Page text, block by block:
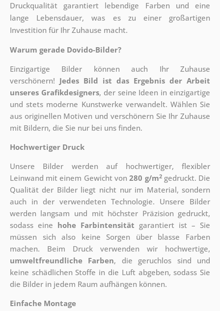
Druckqualität garantiert lebendige Farben und eine
lange Lebensdauer, was es zu einer großartigen
Investition für Ihr Zuhause macht.
Warum gerade Dovido-Bilder?
Einzigartige Bilder können auch Ihr Zuhause
verschönern! Jedes Bild ist das Ergebnis der Arbeit
unseres Grafikdesigners, der seine Ideen in einzigartige
und stets moderne Kunstwerke verwandelt. Wählen Sie
aus originellen Motiven und verschönern Sie Ihr Zuhause
mit Bildern, die Sie nur bei uns finden.
Hochwertiger Druck
Unsere Bilder werden auf hochwertiger, flexibler
Leinwand mit einem Gewicht von280 g/m2gedruckt. Die
Qualität der Bilder liegt nicht nur im Material, sondern
auch in der verwendeten Technologie. Unsere Bilder
werden langsam und mit höchster Präzision gedruckt,
sodass eine hohe Farbintensität garantiert ist – Sie
müssen sich also keine Sorgen über blasse Farben
machen. Beim Druck verwenden wir hochwertige,
umweltfreundliche Farben, die geruchlos sind und
keine schädlichen Stoffe in die Luft abgeben, sodass Sie
die Bilder in jedem Raum aufhängen können.
Einfache Montage